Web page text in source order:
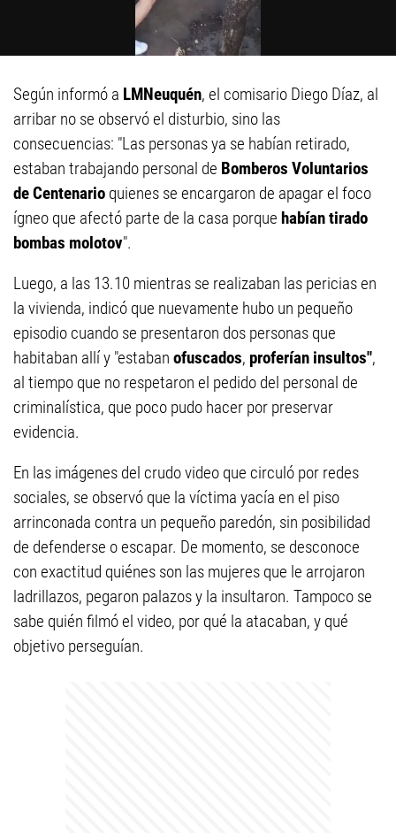
Según informó a LMNeuquén, el comisario Diego Díaz, al
arribar no se observó el disturbio, sino las
consecuencias: "Las personas ya se habían retirado,
estaban trabajando personal de Bomberos Voluntarios
de Centenario quienes se encargaron de apagar el foco
ígneo que afectó parte de la casa porque habían tirado
bombas molotov".
Luego, a las 13.10 mientras se realizaban las pericias en
la vivienda, indicó que nuevamente hubo un pequeño
episodio cuando se presentaron dos personas que
habitaban allí y "estaban ofuscados, proferían insultos",
al tiempo que no respetaron el pedido del personal de
criminalística, que poco pudo hacer por preservar
evidencia.
En las imágenes del crudo video que circuló por redes
sociales, se observó que la víctima yacía en el piso
arrinconada contra un pequeño paredón, sin posibilidad
de defenderse o escapar. De momento, se desconoce
con exactitud quiénes son las mujeres que le arrojaron
ladrillazos, pegaron palazos y la insultaron. Tampoco se
sabe quién filmó el video, por qué la atacaban, y qué
objetivo perseguían.